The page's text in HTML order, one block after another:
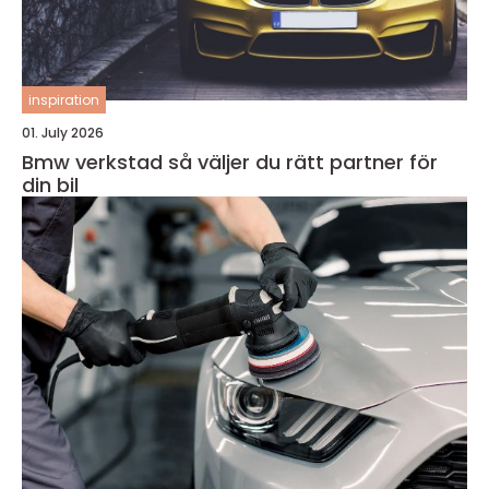
inspiration
01. July 2026
Bmw verkstad så väljer du rätt partner för
din bil